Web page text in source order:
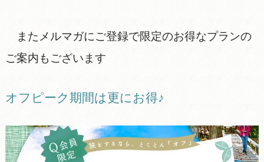
またメルマガにご登録で限定のお得なプランの
ご案内もございます
オフピーク期間は更にお得♪